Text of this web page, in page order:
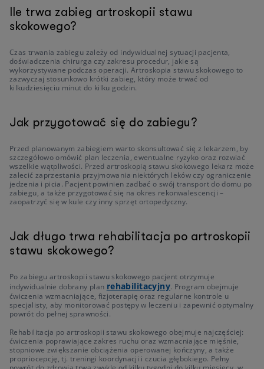
Ile trwa zabieg artroskopii stawu
skokowego?
Czas trwania zabiegu zależy od indywidualnej sytuacji pacjenta,
doświadczenia chirurga czy zakresu procedur, jakie są
wykorzystywane podczas operacji. Artroskopia stawu skokowego to
zazwyczaj stosunkowo krótki zabieg, który może trwać od
kilkudziesięciu minut do kilku godzin.
Jak przygotować się do zabiegu?
Przed planowanym zabiegiem warto skonsultować się z lekarzem, by
szczegółowo omówić plan leczenia, ewentualne ryzyko oraz rozwiać
wszelkie wątpliwości. Przed artroskopią stawu skokowego lekarz może
zalecić zaprzestania przyjmowania niektórych leków czy ograniczenie
jedzenia i picia. Pacjent powinien zadbać o swój transport do domu po
zabiegu, a także przygotować się na okres rekonwalescencji –
zaopatrzyć się w kule czy inny sprzęt ortopedyczny.
Jak długo trwa rehabilitacja po artroskopii
stawu skokowego?
Po zabiegu artroskopii stawu skokowego pacjent otrzymuje
indywidualnie dobrany plan rehabilitacyjny. Program obejmuje
ćwiczenia wzmacniające, fizjoterapię oraz regularne kontrole u
specjalisty, aby monitorować postępy w leczeniu i zapewnić optymalny
powrót do pełnej sprawności.
Rehabilitacja po artroskopii stawu skokowego obejmuje najczęściej:
ćwiczenia poprawiające zakres ruchu oraz wzmacniające mięśnie,
stopniowe zwiększanie obciążenia operowanej kończyny, a także
propriocepcję, tj. treningi koordynacji i czucia głębokiego. Pełny